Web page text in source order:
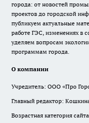
города: от новостей
проектов до городской
публикуем актуальные
работе ГЭС, изменениях в
уделяем вопросам
программам города.
О компании
Учредитель: ООО «Про
Главный редактор:
Возрастная категория